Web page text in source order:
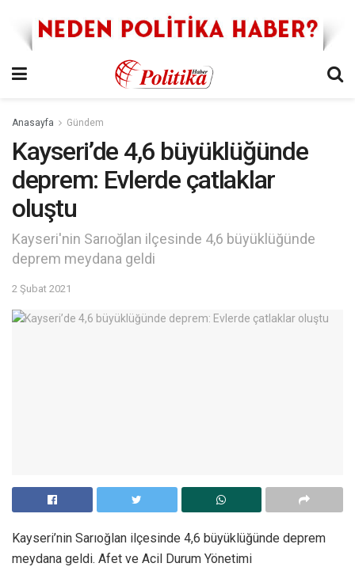
Anasayfa Gündem
Kayseri’de 4,6 büyüklüğünde
deprem: Evlerde çatlaklar
oluştu
Kayseri'nin Sarıoğlan ilçesinde 4,6 büyüklüğünde
deprem meydana geldi
2 Şubat 2021
Kayseri’nin Sarıoğlan ilçesinde 4,6 büyüklüğünde deprem
meydana geldi. Afet ve Acil Durum Yönetimi